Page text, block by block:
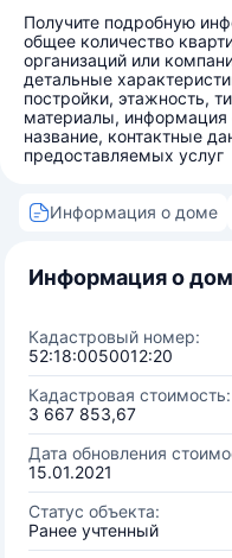
Получите подробную
общее количество
организаций или
детальные
постройки, этажность,
материалы,
название, контактные
предоставляемых услуг
Информация о доме
Информация о
Кадастровый номер:
52:18:0050012:20
Кадастровая стоимость:
3 667 853,67
Дата обновления
15.01.2021
Статус объекта:
Ранее учтенный